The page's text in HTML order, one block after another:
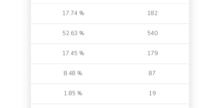
17.74 % 182
52.63 % 540
17.45 % 179
8.48 % 87
1.85 % 19